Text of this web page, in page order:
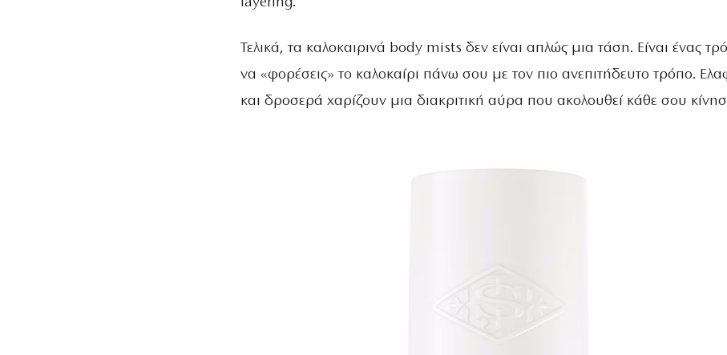
layering.
Τελικά, τα καλοκαιρινά body mists δεν είναι απλώς μια τάση. Είναι ένας
να «φορέσεις» το καλοκαίρι πάνω σου με τον πιο ανεπιτήδευτο τρόπο.
και δροσερά χαρίζουν μια διακριτική αύρα που ακολουθεί κάθε σου